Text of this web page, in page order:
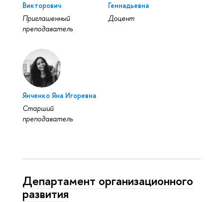
Викторович
Приглашенный
преподаватель
Геннадьевна
Доцент
Янченко Яна Игоревна
Старший
преподаватель
Департамент организационного
развития